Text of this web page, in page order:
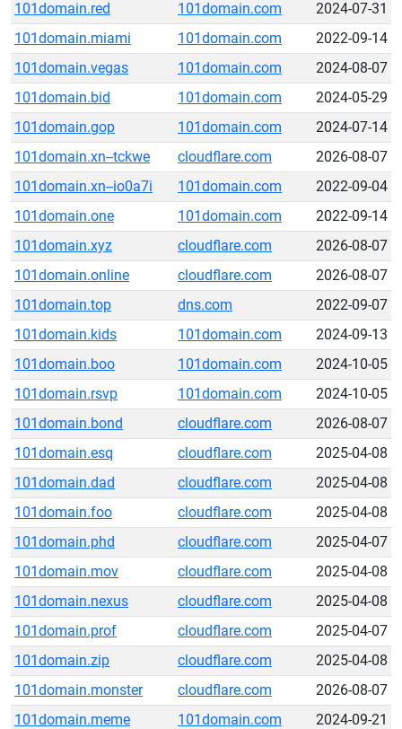
101domain.red
101domain.com
2024-07-31
101domain.miami
101domain.com
2022-09-14
101domain.vegas
101domain.com
2024-08-07
101domain.bid
101domain.com
2024-05-29
101domain.gop
101domain.com
2024-07-14
101domain.xn--tckwe
cloudflare.com
2026-08-07
101domain.xn--io0a7i
101domain.com
2022-09-04
101domain.one
101domain.com
2022-09-14
101domain.xyz
cloudflare.com
2026-08-07
101domain.online
cloudflare.com
2026-08-07
101domain.top
dns.com
2022-09-07
101domain.kids
101domain.com
2024-09-13
101domain.boo
101domain.com
2024-10-05
101domain.rsvp
101domain.com
2024-10-05
101domain.bond
cloudflare.com
2026-08-07
101domain.esq
cloudflare.com
2025-04-08
101domain.dad
cloudflare.com
2025-04-08
101domain.foo
cloudflare.com
2025-04-08
101domain.phd
cloudflare.com
2025-04-07
101domain.mov
cloudflare.com
2025-04-08
101domain.nexus
cloudflare.com
2025-04-08
101domain.prof
cloudflare.com
2025-04-07
101domain.zip
cloudflare.com
2025-04-08
101domain.monster
cloudflare.com
2026-08-07
101domain.meme
101domain.com
2024-09-21